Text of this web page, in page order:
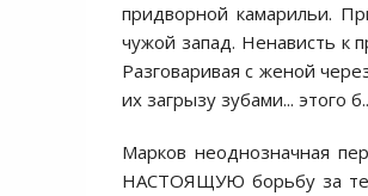
придворной камарильи.
чужой запад. Ненависть к
Разговаривая с женой
их загрызу зубами... этого
Марков неоднозначная
НАСТОЯЩУЮ борьбу за те